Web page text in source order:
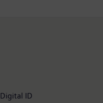
Digital ID